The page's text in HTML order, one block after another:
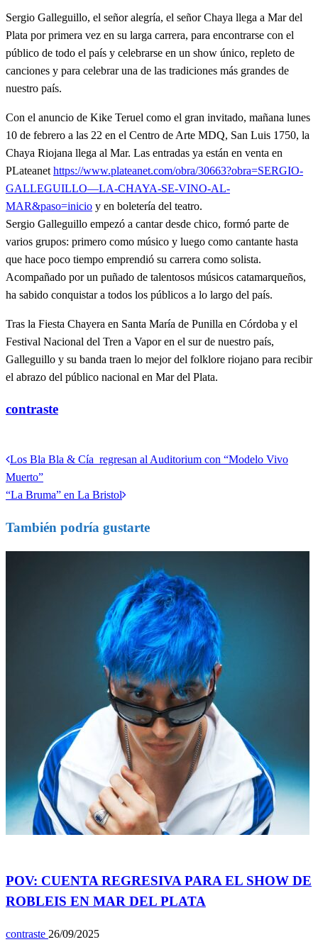
Sergio Galleguillo, el señor alegría, el señor Chaya llega a Mar del
Plata por primera vez en su larga carrera, para encontrarse con el
público de todo el país y celebrarse en un show único, repleto de
canciones y para celebrar una de las tradiciones más grandes de
nuestro país.
Con el anuncio de Kike Teruel como el gran invitado, mañana lunes
10 de febrero a las 22 en el Centro de Arte MDQ, San Luis 1750, la
Chaya Riojana llega al Mar. Las entradas ya están en venta en
PLateanet https://www.plateanet.com/obra/30663?obra=SERGIO-
GALLEGUILLO—LA-CHAYA-SE-VINO-AL-
MAR&paso=inicio y en boletería del teatro.
Sergio Galleguillo empezó a cantar desde chico, formó parte de
varios grupos: primero como músico y luego como cantante hasta
que hace poco tiempo emprendió su carrera como solista.
Acompañado por un puñado de talentosos músicos catamarqueños,
ha sabido conquistar a todos los públicos a lo largo del país.
Tras la Fiesta Chayera en Santa María de Punilla en Córdoba y el
Festival Nacional del Tren a Vapor en el sur de nuestro país,
Galleguillo y su banda traen lo mejor del folklore riojano para recibir
el abrazo del público nacional en Mar del Plata.
contraste
Navegación
de
Entrada
anterior
Los Bla Bla & Cía regresan al Auditorium con “Modelo Vivo
Muerto”
Entrada
“La Bruma” en La Bristol
También podría gustarte
POV: CUENTA REGRESIVA PARA EL SHOW DE
ROBLEIS EN MAR DEL PLATA
contraste 26/09/2025